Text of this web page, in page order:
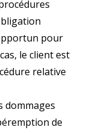
pour
le client est
relative
dommages
de